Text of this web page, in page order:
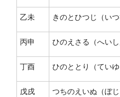
乙未 きのとひつじ（いつ
丙申 ひのえさる（へいし
丁酉 ひのととり（ていゆ
戊戌 つちのえいぬ（ぼじ